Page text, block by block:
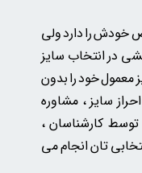
خودش را دارد ولی
در انتخاب سایز
معمول خود را بدون
سایز ، مشاوره
کارشناسان ،
تان انجام می